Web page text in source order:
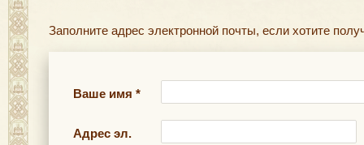
Заполните адрес электронной почты, если хотите
Ваше имя *
Адрес эл.